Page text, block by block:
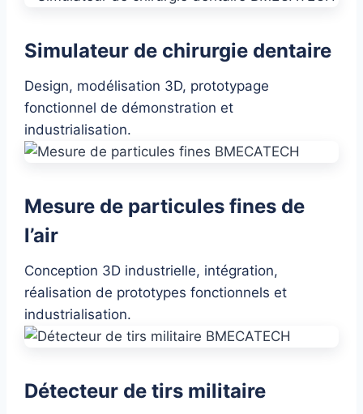
Simulateur de chirurgie dentaire
Design, modélisation 3D, prototypage
fonctionnel de démonstration et
industrialisation.
Mesure de particules fines de
l’air
Conception 3D industrielle, intégration,
réalisation de prototypes fonctionnels et
industrialisation.
Détecteur de tirs militaire